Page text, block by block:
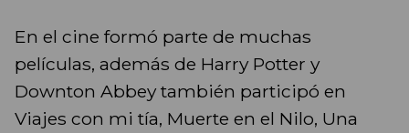
En el cine formó parte de muchas
películas, además de Harry Potter y
Downton Abbey también participó en
Viajes con mi tía, Muerte en el Nilo, Una